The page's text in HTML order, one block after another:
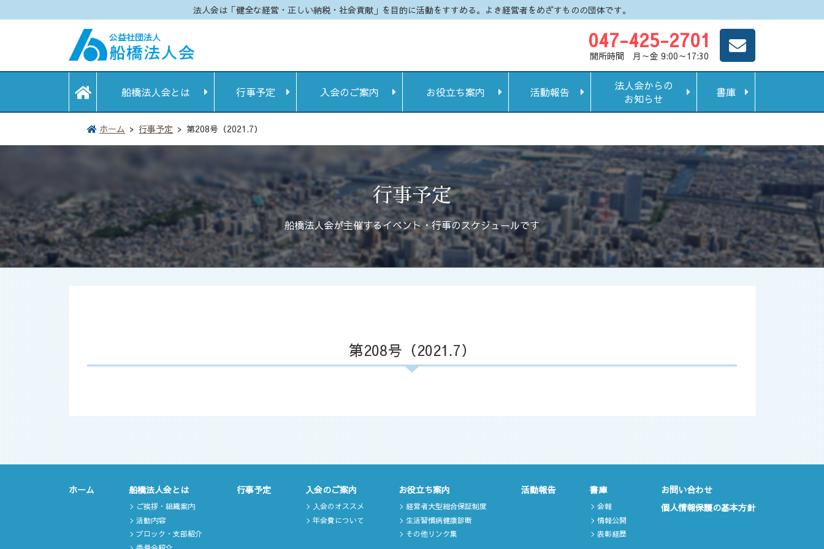
法人会は「健全な経営・正しい納税・社会貢献」を目的に活動をすすめる。よき経営者をめざすものの団体です。
047-425-2701
開所時間 月～金 9:00～17:30
船橋法人会とは 行事予定 入会のご案内 お役立ち案内 活動報告
法人会からの
お知らせ
書庫
ホーム 行事予定 第208号（2021.7）
行事予定
船橋法人会が主催するイベント・行事のスケジュールです
第208号（2021.7）
ホーム 船橋法人会とは
ご挨拶・組織案内
活動内容
ブロック・支部紹介
行事予定 入会のご案内
入会のオススメ
年会費について
お役立ち案内
経営者大型総合保証制度
生活習慣病健康診断
その他リンク集
活動報告 書庫
会報
情報公開
表彰経歴
お問い合わせ
個人情報保護の基本方針